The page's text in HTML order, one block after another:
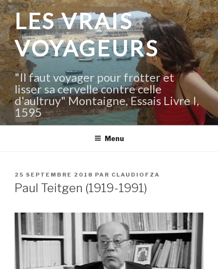
Aller
au
contenu
principal
LES VRAIS
VOYAGEURS
"Il faut voyager pour frotter et
lisser sa cervelle contre celle
d'aultruy" Montaigne, Essais Livre I,
1595
Menu
PUBLIÉ
LE
25 SEPTEMBRE 2018 PAR CLAUDIOFZA
Paul Teitgen (1919-1991)